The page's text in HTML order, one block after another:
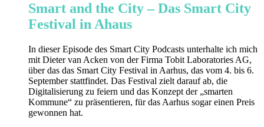
Smart and the City – Das Smart City
Festival in Ahaus
In dieser Episode des Smart City Podcasts unterhalte ich mich
mit Dieter van Acken von der Firma Tobit Laboratories AG,
über das das Smart City Festival in Aarhus, das vom 4. bis 6.
September stattfindet. Das Festival zielt darauf ab, die
Digitalisierung zu feiern und das Konzept der „smarten
Kommune“ zu präsentieren, für das Aarhus sogar einen Preis
gewonnen hat.